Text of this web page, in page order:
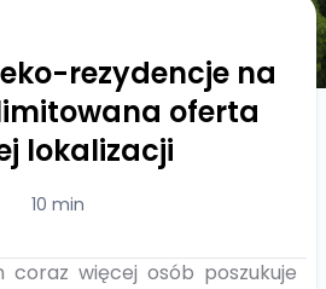
rezydencje na
oferta
lokalizacji
10 min
więcej osób poszukuje